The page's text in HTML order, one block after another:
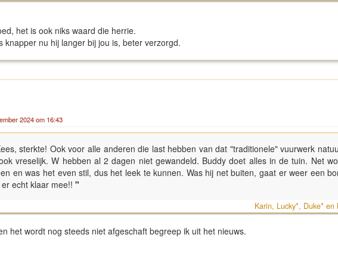
het is ook niks waard die herrie.
knapper nu hij langer bij jou is, beter verzorgd.
2024 om 16:43
sterkte! Ook voor alle anderen die last hebben van dat "traditionele" vuurwerk
vreselijk. W hebben al 2 dagen niet gewandeld. Buddy doet alles in de tuin. Net
en was het even stil, dus het leek te kunnen. Was hij net buiten, gaat er weer een
echt klaar mee!! "
Karin, Lucky*, Duke* en
het wordt nog steeds niet afgeschaft begreep ik uit het nieuws.